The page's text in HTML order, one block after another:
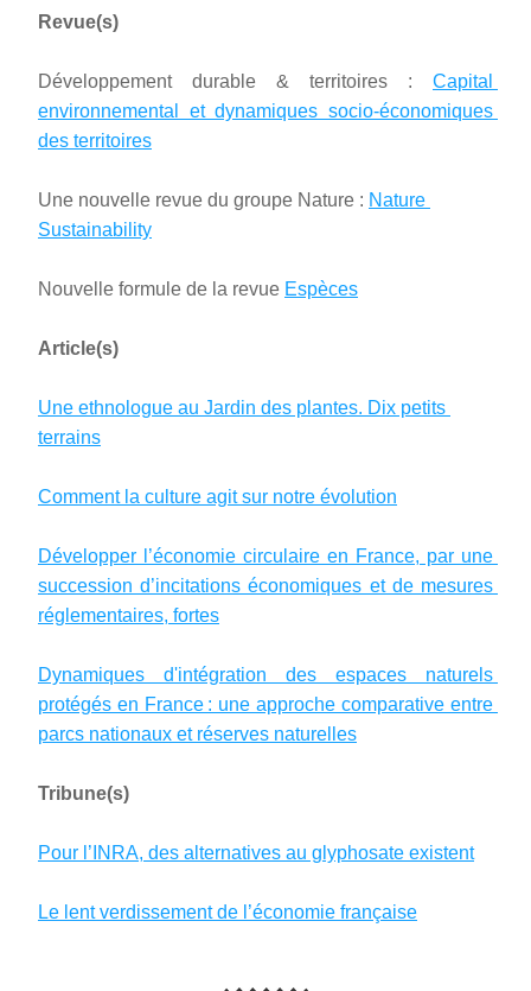
Revue(s)
Développement durable & territoires : Capital
environnemental et dynamiques socio-économiques
des territoires
Une nouvelle revue du groupe Nature : Nature
Sustainability
Nouvelle formule de la revue Espèces
Article(s)
Une ethnologue au Jardin des plantes. Dix petits
terrains
Comment la culture agit sur notre évolution
Développer l’économie circulaire en France, par une
succession d’incitations économiques et de mesures
réglementaires, fortes
Dynamiques d'intégration des espaces naturels
protégés en France : une approche comparative entre
parcs nationaux et réserves naturelles
Tribune(s)
Pour l’INRA, des alternatives au glyphosate existent
Le lent verdissement de l’économie française